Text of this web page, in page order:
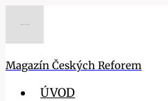
Magazín Českých Reforem
ÚVOD